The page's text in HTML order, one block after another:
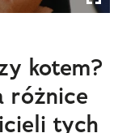
kotem?
różnice
tych